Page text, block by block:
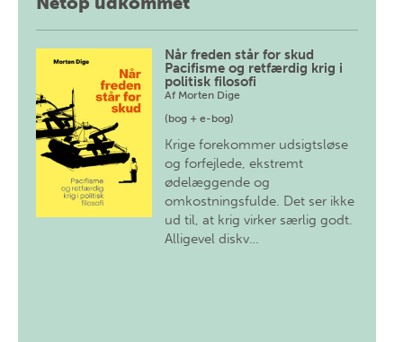
Når freden står for skud
Pacifisme og retfærdig krig i
politisk filosofi
Af Morten Dige
(bog + e-bog)
Krige forekommer udsigtsløse
og forfejlede, ekstremt
ødelæggende og
omkostningsfulde. Det ser ikke
ud til, at krig virker særlig godt.
Alligevel diskv…